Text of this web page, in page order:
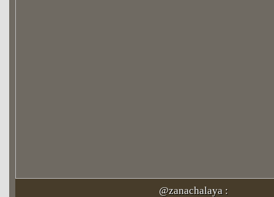
@zanachalaya :